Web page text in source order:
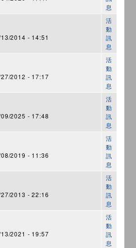
息
2014 - 14:51
活
動
訊
息
2012 - 17:17
活
動
訊
息
2025 - 17:48
活
動
訊
息
2019 - 11:36
活
動
訊
息
2013 - 22:16
活
動
訊
息
2021 - 19:57
活
動
訊
息